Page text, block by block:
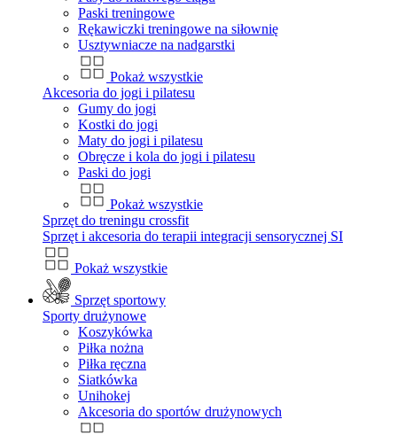
Paski treningowe
Rękawiczki treningowe na siłownię
Usztywniacze na nadgarstki
Pokaż wszystkie
Akcesoria do jogi i pilatesu
Gumy do jogi
Kostki do jogi
Maty do jogi i pilatesu
Obręcze i kola do jogi i pilatesu
Paski do jogi
Pokaż wszystkie
Sprzęt do treningu crossfit
Sprzęt i akcesoria do terapii integracji sensorycznej SI
Pokaż wszystkie
Sprzęt sportowy
Sporty drużynowe
Koszykówka
Piłka nożna
Piłka ręczna
Siatkówka
Unihokej
Akcesoria do sportów drużynowych